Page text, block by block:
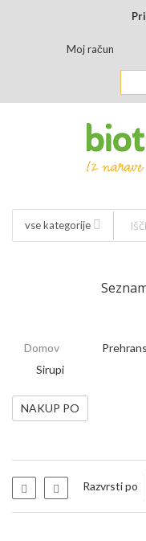
Moj račun
vse kategorije
Domov
Sirupi
Seznam SeznamRazvrsti po
NAKUP PO